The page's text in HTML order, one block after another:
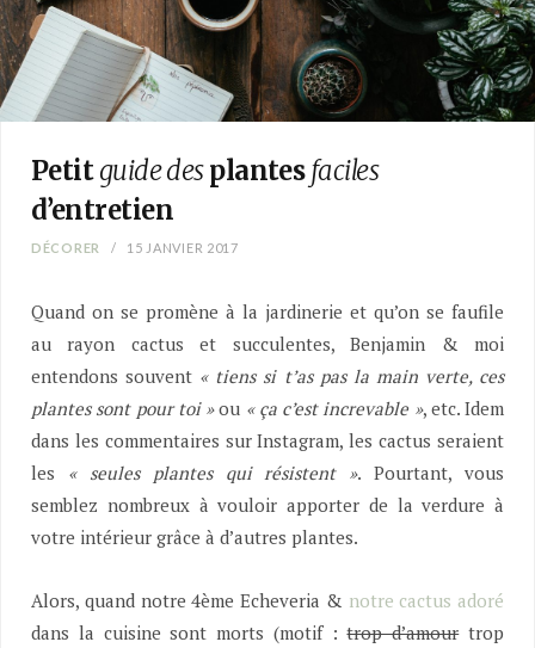
m
Petitguide desplantesfaciles
d’entretien
DÉCORER 15 JANVIER 2017
Quand on se promène à la jardinerie et qu’on se faufile
au rayon cactus et succulentes, Benjamin & moi
entendons souvent « tiens si t’as pas la main verte, ces
plantes sont pour toi »ou « ça c’est increvable », etc. Idem
dans les commentaires sur Instagram, les cactus seraient
les « seules plantes qui résistent ». Pourtant, vous
semblez nombreux à vouloir apporter de la verdure à
votre intérieur grâce à d’autres plantes.
Alors, quand notre 4ème Echeveria & notre cactus adoré
dans la cuisine sont morts (motif :trop d’amourtrop